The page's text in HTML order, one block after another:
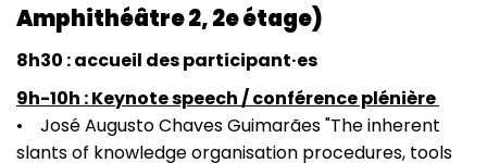
Amphithéâtre 2, 2e étage)
8h30 : accueil des participant·es
9h-10h : Keynote speech / conférence plénière
• José Augusto Chaves Guimarães "The inherent
slants of knowledge organisation procedures, tools